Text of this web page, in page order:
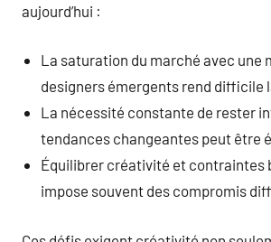
aujourd’hui :
La saturation du marché avec une
designers émergents rend difficile
La nécessité constante de rester
tendances changeantes peut être
Équilibrer créativité et contraintes
impose souvent des compromis